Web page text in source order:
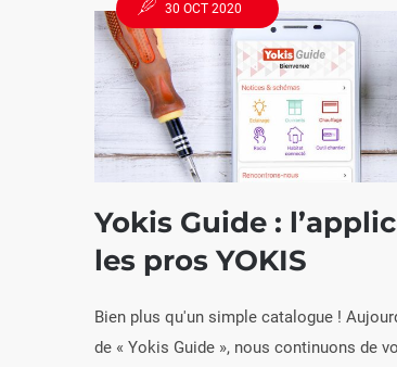
Yokis Guide :
les pros YOKIS
Bien plus qu'un simple catalogue !
de « Yokis Guide », nous continuons de
30 OCT 2020